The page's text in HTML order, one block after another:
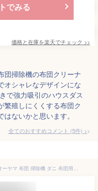
でみる
価格と在庫を楽天でチェック >>
団掃除機の布団クリーナ
オシャレなデザインにな
で強力吸引のハウスダス
繁殖しにくくする布団ク
ないかと思います。
全てのおすすめコメント (5件) >
布団クリーナー ふとん掃除機 アイリスオーヤマ 布団 掃除機 ダニ 布団用掃除機 ダニ掃除機 花粉対策 花粉 ふとんクリーナー ハウスダスト ダニ退治 コンパクト ハンディ 布団 ベッド 梅雨 寝具 FCA-13